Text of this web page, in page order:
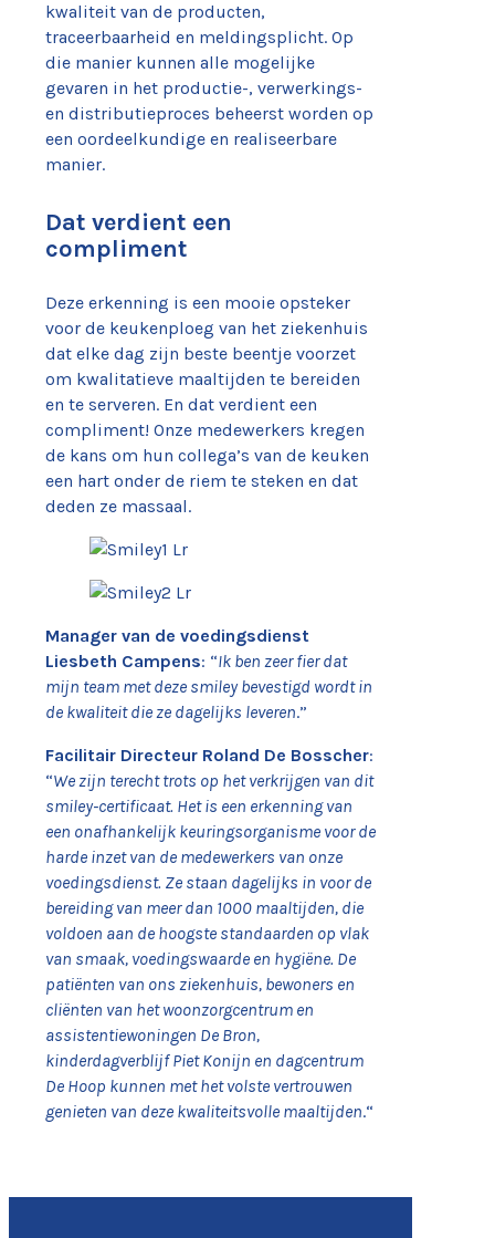
kwaliteit van de producten,
traceerbaarheid en meldingsplicht. Op
die manier kunnen alle mogelijke
gevaren in het productie-, verwerkings-
en distributieproces beheerst worden op
een oordeelkundige en realiseerbare
manier.
Dat verdient een
compliment
Deze erkenning is een mooie opsteker
voor de keukenploeg van het ziekenhuis
dat elke dag zijn beste beentje voorzet
om kwalitatieve maaltijden te bereiden
en te serveren. En dat verdient een
compliment! Onze medewerkers kregen
de kans om hun collega’s van de keuken
een hart onder de riem te steken en dat
deden ze massaal.
Manager van de voedingsdienst
Liesbeth Campens: “Ik ben zeer fier dat
mijn team met deze smiley bevestigd wordt in
de kwaliteit die ze dagelijks leveren.”
Facilitair Directeur Roland De Bosscher:
“We zijn terecht trots op het verkrijgen van dit
smiley-certificaat. Het is een erkenning van
een onafhankelijk keuringsorganisme voor de
harde inzet van de medewerkers van onze
voedingsdienst. Ze staan dagelijks in voor de
bereiding van meer dan 1000 maaltijden, die
voldoen aan de hoogste standaarden op vlak
van smaak, voedingswaarde en hygiëne. De
patiënten van ons ziekenhuis, bewoners en
cliënten van het woonzorgcentrum en
assistentiewoningen De Bron,
kinderdagverblijf Piet Konijn en dagcentrum
De Hoop kunnen met het volste vertrouwen
genieten van deze kwaliteitsvolle maaltijden.“